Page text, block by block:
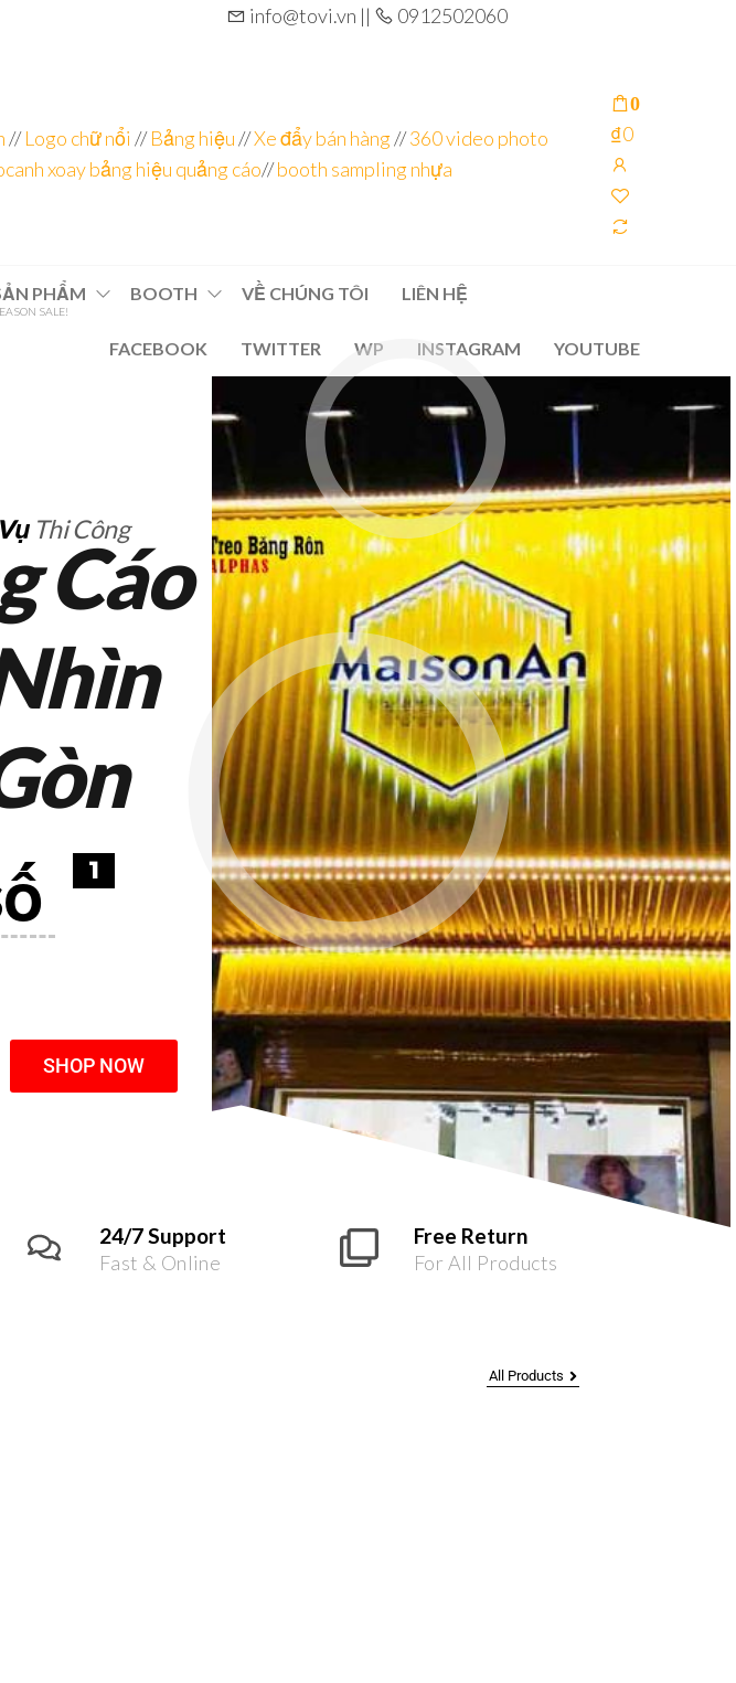
info@tovi.vn || 0912502060
//Logo chữ nổi //Bảng hiệu//Xe đẩy bán hàng//360 video photo
xoay bảng hiệu quảng cáo//booth sampling nhựa
0
₫0
PHẨM
SALE!
BOOTH VỀ CHÚNG TÔI LIÊN HỆ
FACEBOOK TWITTER WP INSTAGRAM YOUTUBE
Thi Công
Cáo
1
SHOP NOW
24/7 Support
Fast & Online
Free Return
For All Products
All Products